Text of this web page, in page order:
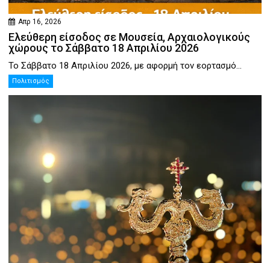
Απρ 16, 2026
Ελεύθερη είσοδος σε Μουσεία, Αρχαιολογικούς
χώρους το Σάββατο 18 Απριλίου 2026
Το Σάββατο 18 Απριλίου 2026, με αφορμή τον εορτασμό...
Πολιτισμός